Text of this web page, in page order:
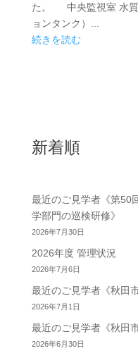
た。 中央監視室 水質
ョンタンク）...
続きを読む
新着順
最近のご見学者《第50
学部門の巡検研修》
2026年7月30日
2026年度 管理状況
2026年7月6日
最近のご見学者《秋田
2026年7月1日
最近のご見学者《秋田
2026年6月30日